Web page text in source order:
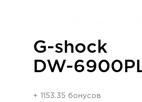
G-shock
DW-
+ 1153.35 бонусов